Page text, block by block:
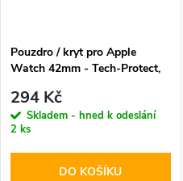
Pouzdro / kryt pro Apple
Watch 42mm - Tech-Protect,
294 Kč
Skladem - hned k odeslání
2 ks
DO KOŠÍKU